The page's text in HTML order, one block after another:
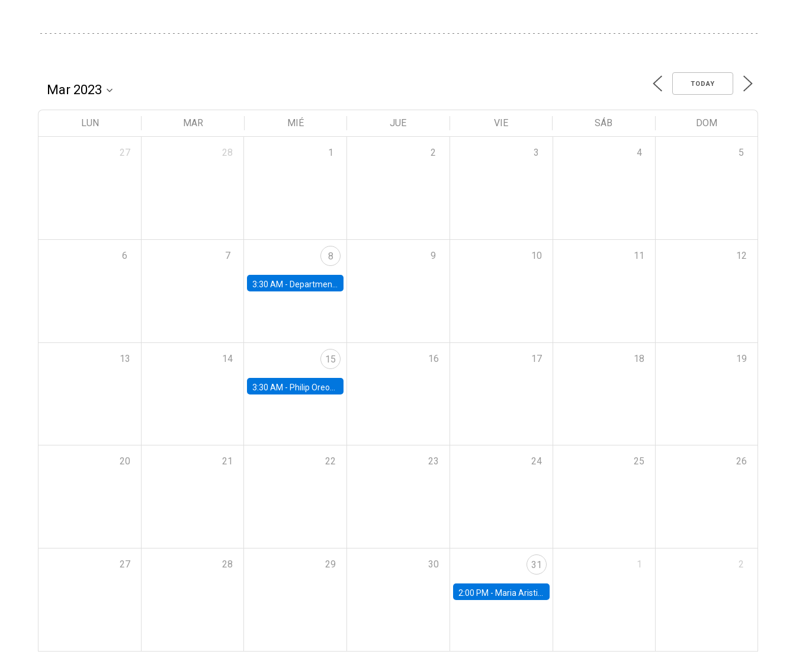
TODAY
LUN MAR MIÉ JUE VIE SÁB DOM
27 28 1 2 3 4 5
6 7 8
3:30 AM - Department Seminar: James Robinson
9 10 11 12
13 14 15
3:30 AM - Philip Oreopolous, University of Toronto
16 17 18 19
20 21 22 23 24 25 26
27 28 29 30 31
2:00 PM - Maria Aristizabal-Ramirez, FED Board
1 2